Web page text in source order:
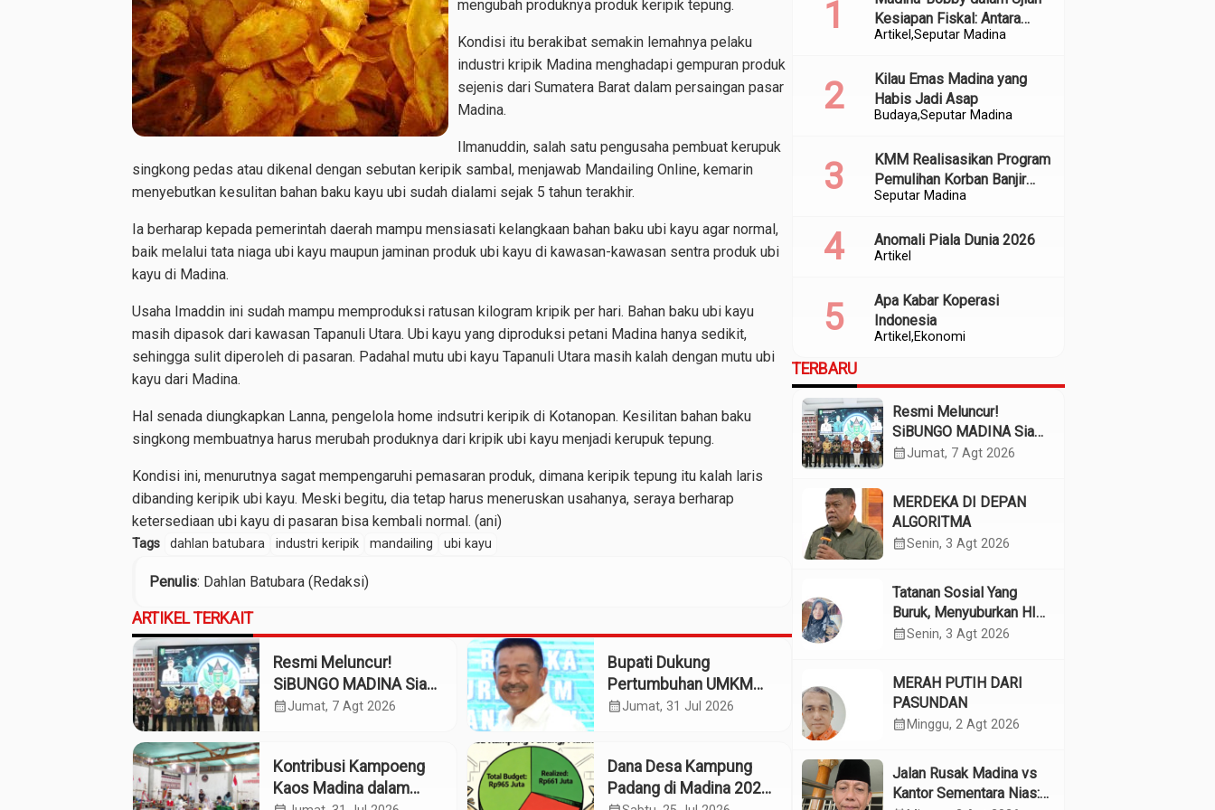
mengubah produknya produk keripik tepung.
Kondisi itu berakibat semakin lemahnya pelaku
industri kripik Madina menghadapi gempuran produk
sejenis dari Sumatera Barat dalam persaingan pasar
Madina.
Ilmanuddin, salah satu pengusaha pembuat kerupuk
singkong pedas atau dikenal dengan sebutan keripik sambal, menjawab Mandailing Online, kemarin
menyebutkan kesulitan bahan baku kayu ubi sudah dialami sejak 5 tahun terakhir.
Ia berharap kepada pemerintah daerah mampu mensiasati kelangkaan bahan baku ubi kayu agar normal,
baik melalui tata niaga ubi kayu maupun jaminan produk ubi kayu di kawasan-kawasan sentra produk ubi
kayu di Madina.
Usaha Imaddin ini sudah mampu memproduksi ratusan kilogram kripik per hari. Bahan baku ubi kayu
masih dipasok dari kawasan Tapanuli Utara. Ubi kayu yang diproduksi petani Madina hanya sedikit,
sehingga sulit diperoleh di pasaran. Padahal mutu ubi kayu Tapanuli Utara masih kalah dengan mutu ubi
kayu dari Madina.
Hal senada diungkapkan Lanna, pengelola home indsutri keripik di Kotanopan. Kesilitan bahan baku
singkong membuatnya harus merubah produknya dari kripik ubi kayu menjadi kerupuk tepung.
Kondisi ini, menurutnya sagat mempengaruhi pemasaran produk, dimana keripik tepung itu kalah laris
dibanding keripik ubi kayu. Meski begitu, dia tetap harus meneruskan usahanya, seraya berharap
ketersediaan ubi kayu di pasaran bisa kembali normal. (ani)
Tags dahlan batubara industri keripik mandailing ubi kayu
Penulis: Dahlan Batubara (Redaksi)
ARTIKEL TERKAIT
Resmi Meluncur!
SiBUNGO MADINA Siap
Optimalkan Pendapatan
calendar_monthJumat, 7 Agt 2026
Bupati Dukung
Pertumbuhan UMKM
Termasuk Kampoeng
calendar_monthJumat, 31 Jul 2026
Kontribusi Kampoeng
Kaos Madina dalam
Dana Desa Kampung
Padang di Madina 2025:
Artikel Seputar Madina
Kesiapan Fiskal: Antara
Kedekatan Politik dan
BudayaSeputar Madina
Kilau Emas Madina yang
Habis Jadi Asap
Seputar Madina
KMM Realisasikan Program
Pemulihan Korban Banjir
dan Longsor di Kabupaten
Artikel
Anomali Piala Dunia 2026
Artikel Ekonomi
Apa Kabar Koperasi
Indonesia
TERBARU
Resmi Meluncur!
SiBUNGO MADINA Siap
Optimalkan Pendapatan
calendar_monthJumat, 7 Agt 2026
MERDEKA DI DEPAN
ALGORITMA
calendar_monthSenin, 3 Agt 2026
Tatanan Sosial Yang
Buruk, Menyuburkan HIV
Pada Remaja
calendar_monthSenin, 3 Agt 2026
MERAH PUTIH DARI
PASUNDAN
calendar_month Minggu, 2 Agt 2026
Jalan Rusak Madina vs
Kantor Sementara Nias: